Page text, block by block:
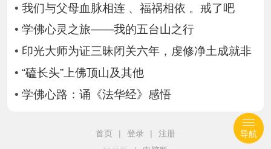
• 我们与父母血脉相连 、福祸相依 。戒了吧
• 学佛心灵之旅——我的五台山之行
• 印光大师为证三昧闭关六年，虔修净土成就非
• “磕长头”上佛顶山及其他
• 学佛心路：诵《法华经》感悟
首页 | 登录 |
注册
导航